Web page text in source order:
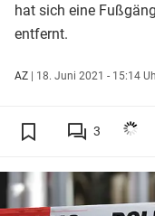
hat sich eine
entfernt.
AZ | 18. Juni 2021 - 15:14
3